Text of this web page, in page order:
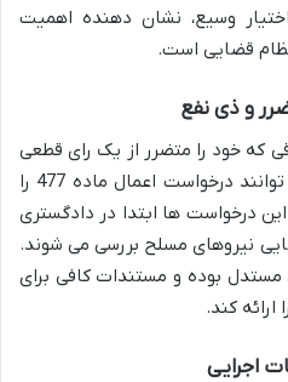
وسیع، نشان دهنده اهمیت
قضایی است.
و ذی نفع
که خود را متضرر از یک رای قطعی
می دانند، می توانند درخواست اعمال ماده 477 را
درخواست ها ابتدا در دادگستری
نیروهای مسلح بررسی می شوند.
بوده و مستندات کافی برای
کند.
اجرایی